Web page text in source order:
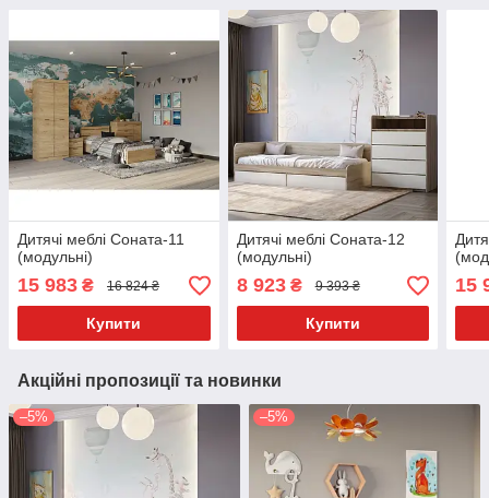
Дитячі меблі Соната-11
(модульні)
15 983 ₴ 16 824 ₴
Купити
Дитячі меблі Соната-12
(модульні)
8 923₴ 9 393 ₴
Купити
15
Акційні пропозиції та новинки
–5% –5%